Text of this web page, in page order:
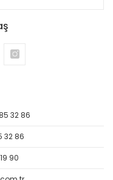
32 86
32 86
90